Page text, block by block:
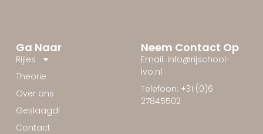
Ga Naar
Rijles
Theorie
Over ons
Geslaagd!
Contact
Neem Contact Op
Email: info@rijschool-
ivo.nl
Telefoon: +31 (0)6
27845502